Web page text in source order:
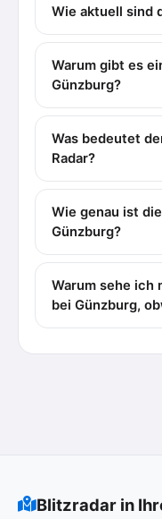
Wie aktuell sind
Warum gibt es
Günzburg?
Was bedeutet
Radar?
Wie genau ist
Günzburg?
Warum sehe ich
bei Günzburg,
Blitzradar in